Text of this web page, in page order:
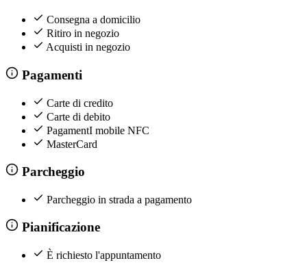
Consegna a domicilio
Ritiro in negozio
Acquisti in negozio
Pagamenti
Carte di credito
Carte di debito
PagamentI mobile NFC
MasterCard
Parcheggio
Parcheggio in strada a pagamento
Pianificazione
È richiesto l'appuntamento